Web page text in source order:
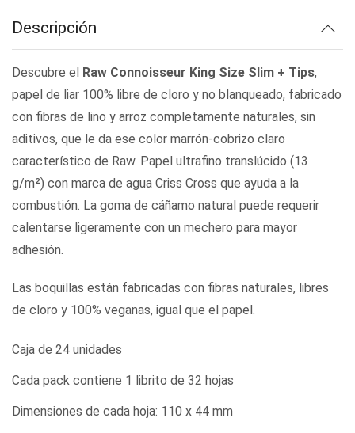
Descripción
Descubre el Raw Connoisseur King Size Slim + Tips,
papel de liar 100% libre de cloro y no blanqueado, fabricado
con fibras de lino y arroz completamente naturales, sin
aditivos, que le da ese color marrón-cobrizo claro
característico de Raw. Papel ultrafino translúcido (13
g/m²) con marca de agua Criss Cross que ayuda a la
combustión. La goma de cáñamo natural puede requerir
calentarse ligeramente con un mechero para mayor
adhesión.
Las boquillas están fabricadas con fibras naturales, libres
de cloro y 100% veganas, igual que el papel.
Caja de 24 unidades
Cada pack contiene 1 librito de 32 hojas
Dimensiones de cada hoja: 110 x 44 mm